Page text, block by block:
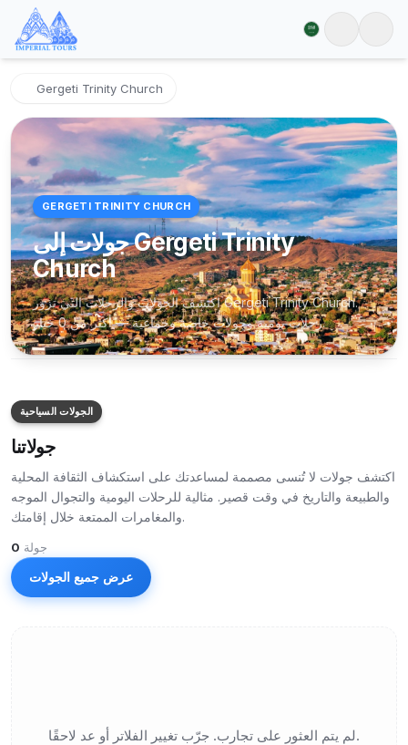
Gergeti Trinity Church
GERGETI TRINITY CHURCH
جولات إلى Gergeti Trinity
Church
اكتشف الجولات والرحلات التي تزور Gergeti Trinity Church.
رحلات يومية وجولات خاصة وجماعية — أكثر من 0 خيار.
الجولات السياحية
جولاتنا
اكتشف جولات لا تُنسى مصممة لمساعدتك على استكشاف الثقافة المحلية
والطبيعة والتاريخ في وقت قصير. مثالية للرحلات اليومية والتجوال الموجه
والمغامرات الممتعة خلال إقامتك.
0 جولة
عرض جميع الجولات
لم يتم العثور على تجارب. جرّب تغيير الفلاتر أو عد لاحقًا.